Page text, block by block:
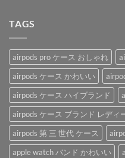
利
な
「AirPods
ケ
ー
ス」。
は
ブ
ラ
ン
ド
airpods
ケ
ー
ス
は
い
る
AirPods
ケ
ー
ス
を
ご
紹
介
♪
TAGS
airpods pro ケース おしゃれ
airpods ケース かわいい
airpods ケース ハイブランド
airpods ケース ブランド レディ
airpods 第 三 世代 ケース
apple watch バンド かわいい